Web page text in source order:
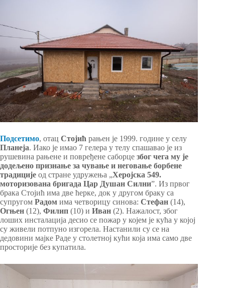
Подсетимо, отац Стојић рањен је 1999. године у селу
Планеја. Иако је имао 7 гелера у телу спашавао је из
рушевина рањене и повређене саборце због чега му је
додељено признање за чување и неговање борбене
традиције од стране удружења „Херојска 549.
моторизована бригада Цар Душан Силни”. Из првог
брака Стојић има две ћерке, док у другом браку са
супругом Радом има четворицу синова: Стефан (14),
Огњен (12), Филип (10) и Иван (2). Нажалост, због
лоших инсталација десио се пожар у којем је кућа у којој
су живели потпуно изгорела. Настанили су се на
дедовини мајке Раде у столетној кући која има само две
просторије без купатила.